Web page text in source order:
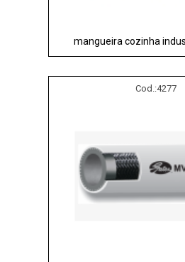
mangueira cozinha
Cod.:4277